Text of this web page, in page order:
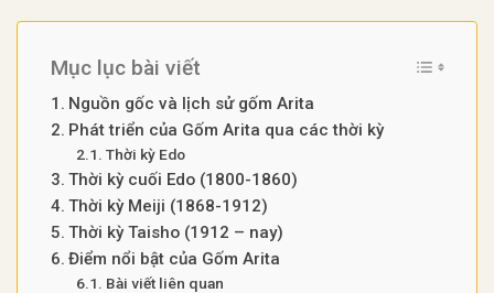
Mục lục bài viết
Nguồn gốc và lịch sử gốm Arita
Phát triển của Gốm Arita qua các thời kỳ
Thời kỳ Edo
Thời kỳ cuối Edo (1800-1860)
Thời kỳ Meiji (1868-1912)
Thời kỳ Taisho (1912 – nay)
Điểm nổi bật của Gốm Arita
Bài viết liên quan